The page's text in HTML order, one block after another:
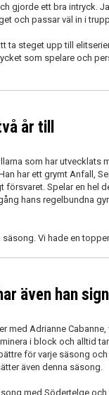
gjorde ett bra intryck.
och passar väl in i
ta steget upp till
som spelare och
år till
som har utvecklats
har ett grymt Anfall,
försvaret. Spelar en hel
hans regelbundna
Vi hade en
även han
med Adrianne Cabanne,
i block och alltid
för varje säsong och
även denna säsong.
med Södertelge